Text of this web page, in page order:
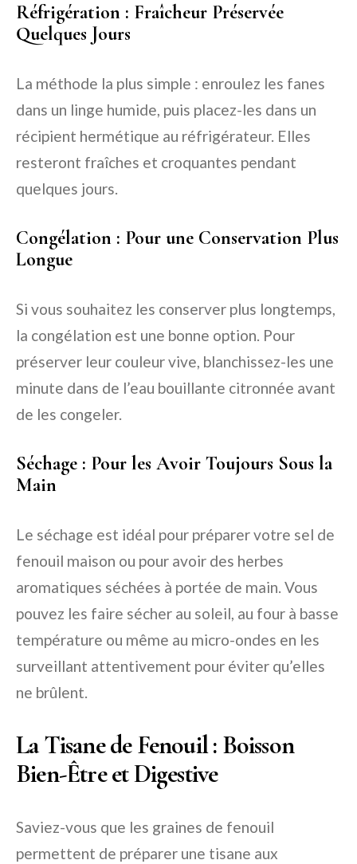
Réfrigération : Fraîcheur Préservée
Quelques Jours
La méthode la plus simple : enroulez les fanes
dans un linge humide, puis placez-les dans un
récipient hermétique au réfrigérateur. Elles
resteront fraîches et croquantes pendant
quelques jours.
Congélation : Pour une Conservation Plus
Longue
Si vous souhaitez les conserver plus longtemps,
la congélation est une bonne option. Pour
préserver leur couleur vive, blanchissez-les une
minute dans de l’eau bouillante citronnée avant
de les congeler.
Séchage : Pour les Avoir Toujours Sous la
Main
Le séchage est idéal pour préparer votre sel de
fenouil maison ou pour avoir des herbes
aromatiques séchées à portée de main. Vous
pouvez les faire sécher au soleil, au four à basse
température ou même au micro-ondes en les
surveillant attentivement pour éviter qu’elles
ne brûlent.
La Tisane de Fenouil : Boisson
Bien-Être et Digestive
Saviez-vous que les graines de fenouil
permettent de préparer une tisane aux